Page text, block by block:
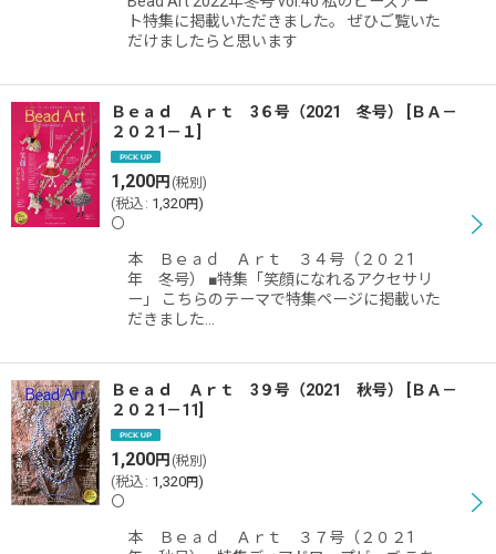
ト特集に掲載いただきました。 ぜひご覧いた
だけましたらと思います
Ｂｅａｄ Ａｒｔ 3６号（2021 冬号）
ＢＡ－
２０２1－１
1,200円 (税別)
(税込 : 1,320円)
〇
本 Ｂｅａｄ Ａｒｔ ３４号（２０２1
年 冬号） ■特集「笑顔になれるアクセサリ
ー」 こちらのテーマで特集ページに掲載いた
だきました…
Ｂｅａｄ Ａｒｔ 3９号（2021 秋号）
ＢＡ－
２０２1－11
1,200円 (税別)
(税込 : 1,320円)
〇
本 Ｂｅａｄ Ａｒｔ ３７号（２０２1